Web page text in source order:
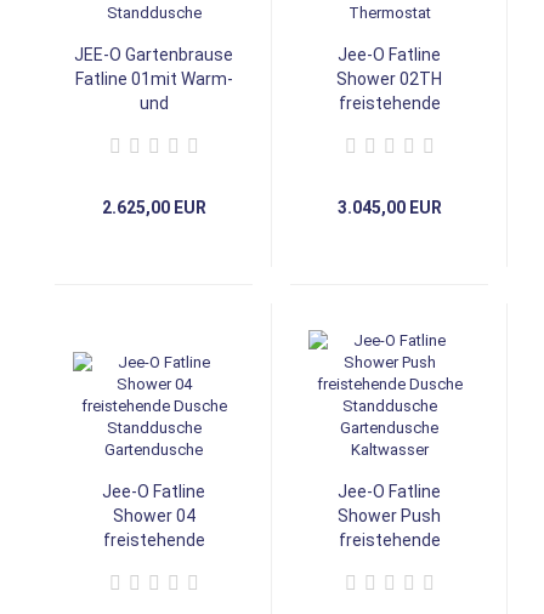
JEE-O Gartenbrause
Fatline 01mit Warm-
und
Standdusche
2.625,00 EUR
Jee-O Fatline
Shower 02TH
freistehende
Standdusche mit
Thermostat
3.045,00 EUR
Jee-O Fatline
Shower 04
freistehende
Standdusche
Jee-O Fatline
Shower Push
freistehende
Standdusche